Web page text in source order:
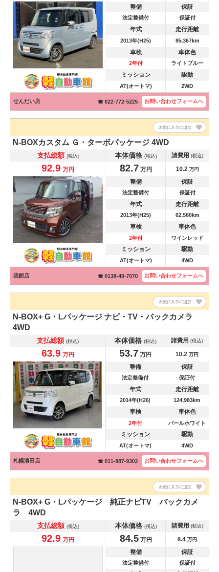
整備 保証
法定整備付 保証付
年式 走行距離
2013年(H25) 85,367km
車検 車体色
2年付 ライトブルー
ミッション 駆動
AT(オートマ) 2WD
せんだい店 ☎ 022-772-5225 お問い合わせフォームへ
N-BOXカスタム Ｇ・ターボパッケージ 4WD
支払総額 (税込) 本体価格 (税込) 諸費用 (税込)
92.9 万円 82.7 万円 10.2 万円
整備 保証
法定整備付 保証付
年式 走行距離
2013年(H25) 62,560km
車検 車体色
2年付 ワインレッド
ミッション 駆動
AT(オートマ) 4WD
函館店 ☎ 0138-48-7070 お問い合わせフォームへ
N-BOX+ G・Lパッケージ ナビ・TV・バックカメラ
4WD
支払総額 (税込) 本体価格 (税込) 諸費用 (税込)
63.9 万円 53.7 万円 10.2 万円
整備 保証
法定整備付 保証付
年式 走行距離
2014年(H26) 124,983km
車検 車体色
2年付 パールホワイト
ミッション 駆動
AT(オートマ) 4WD
札幌清田店 ☎ 011-887-9302 お問い合わせフォームへ
N-BOX+ G・Lパッケージ 純正ナビTV バックカメ
ラ 4WD
支払総額 (税込) 本体価格 (税込) 諸費用 (税込)
92.9 万円 84.5万円 8.4 万円
整備 保証
法定整備付 保証付